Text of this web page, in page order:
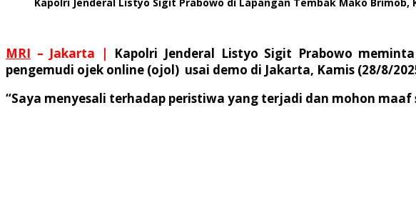
MRI – Jakarta | Kapolri Jenderal Listyo Sigit Prabowo
pengemudi ojek online (ojol) usai demo di Jakarta, Kamis (28/8/
“Saya menyesali terhadap peristiwa yang terjadi dan mohon